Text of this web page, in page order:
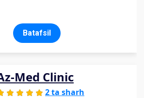
Batafsil
Med Clinic
2 ta sharh